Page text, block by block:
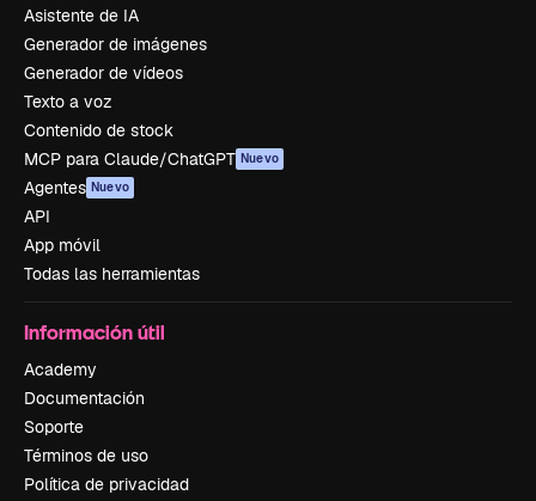
Asistente de IA
Generador de imágenes
Generador de vídeos
Texto a voz
Contenido de stock
MCP para Claude/ChatGPT Nuevo
Agentes Nuevo
API
App móvil
Todas las herramientas
Información útil
Academy
Documentación
Soporte
Términos de uso
Política de privacidad